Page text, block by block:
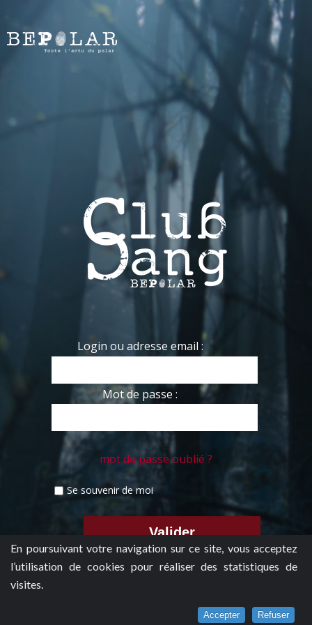
En poursuivant votre navigation sur ce site, vous acceptez
l’utilisation de cookies pour réaliser des statistiques de
visites.
Accepter Refuser
Login ou adresse email :
Mot de passe :
mot de passe oublié ?
Se souvenir de moi